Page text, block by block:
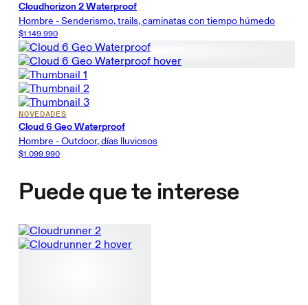
Cloudhorizon 2 Waterproof
Hombre - Senderismo, trails, caminatas con tiempo húmedo
$1.149.990
NOVEDADES
Cloud 6 Geo Waterproof
Hombre - Outdoor, días lluviosos
$1.099.990
Puede que te interese